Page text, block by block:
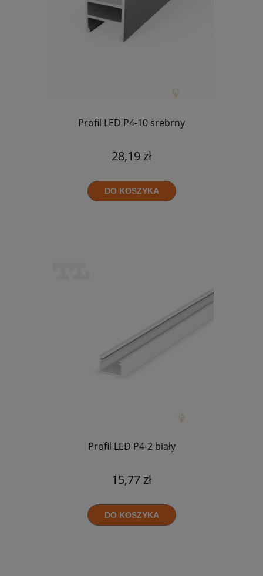
Profil LED P4-10 srebrny
28,19 zł
DO KOSZYKA
Profil LED P4-2 biały
15,77 zł
DO KOSZYKA